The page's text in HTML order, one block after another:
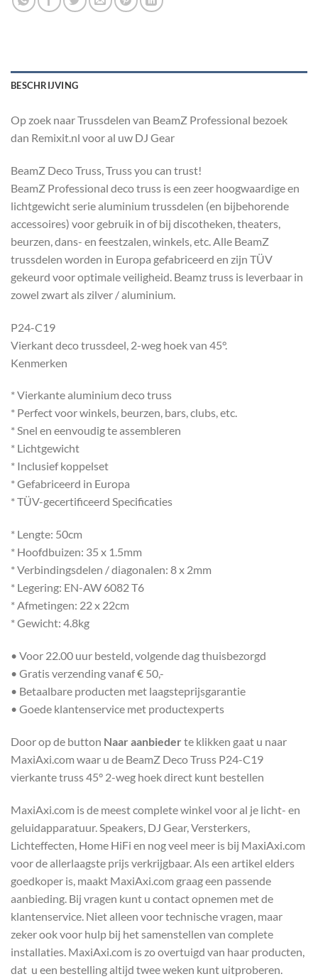
BESCHRIJVING
Op zoek naar Trussdelen van BeamZ Professional bezoek
dan Remixit.nl voor al uw DJ Gear
BeamZ Deco Truss, Truss you can trust!
BeamZ Professional deco truss is een zeer hoogwaardige en
lichtgewicht serie aluminium trussdelen (en bijbehorende
accessoires) voor gebruik in of bij discotheken, theaters,
beurzen, dans- en feestzalen, winkels, etc. Alle BeamZ
trussdelen worden in Europa gefabriceerd en zijn TÜV
gekeurd voor optimale veiligheid. Beamz truss is leverbaar in
zowel zwart als zilver / aluminium.
P24-C19
Vierkant deco trussdeel, 2-weg hoek van 45°.
Kenmerken
* Vierkante aluminium deco truss
* Perfect voor winkels, beurzen, bars, clubs, etc.
* Snel en eenvoudig te assembleren
* Lichtgewicht
* Inclusief koppelset
* Gefabriceerd in Europa
* TÜV-gecertificeerd Specificaties
* Lengte: 50cm
* Hoofdbuizen: 35 x 1.5mm
* Verbindingsdelen / diagonalen: 8 x 2mm
* Legering: EN-AW 6082 T6
* Afmetingen: 22 x 22cm
* Gewicht: 4.8kg
• Voor 22.00 uur besteld, volgende dag thuisbezorgd
• Gratis verzending vanaf € 50,-
• Betaalbare producten met laagsteprijsgarantie
• Goede klantenservice met productexperts
Door op de button Naar aanbieder te klikken gaat u naar
MaxiAxi.com waar u de BeamZ Deco Truss P24-C19
vierkante truss 45° 2-weg hoek direct kunt bestellen
MaxiAxi.com is de meest complete winkel voor al je licht- en
geluidapparatuur. Speakers, DJ Gear, Versterkers,
Lichteffecten, Home HiFi en nog veel meer is bij MaxiAxi.com
voor de allerlaagste prijs verkrijgbaar. Als een artikel elders
goedkoper is, maakt MaxiAxi.com graag een passende
aanbieding. Bij vragen kunt u contact opnemen met de
klantenservice. Niet alleen voor technische vragen, maar
zeker ook voor hulp bij het samenstellen van complete
installaties. MaxiAxi.com is zo overtuigd van haar producten,
dat u een bestelling altijd twee weken kunt uitproberen.